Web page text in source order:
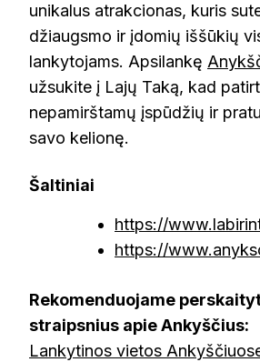
unikalus atrakcionas, kuris
džiaugsmo ir įdomių iššūkių
lankytojams. Apsilankę
užsukite į Lajų Taką, kad
nepamirštamų įspūdžių ir
savo kelionę.
Šaltiniai
https://
https://
Rekomenduojame
straipsnius apie Ankyščius:
Lankytinos vietos